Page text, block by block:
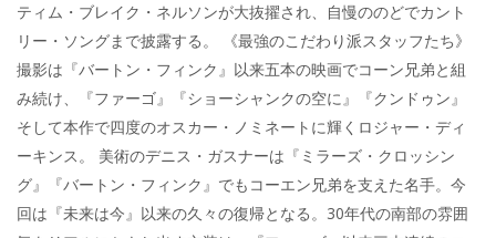
ティム・ブレイク・ネルソンが大抜擢され、自慢ののどでカント
リー・ソングまで披露する。 《最強のこだわり派スタッフたち》
撮影は『バートン・フィンク』以来五本の映画でコーン兄弟と組
み続け、『ファーゴ』『ショーシャンクの空に』『クンドゥン』
そして本作で四度のオスカー・ノミネートに輝くロジャー・ディ
ーキンス。 美術のデニス・ガスナーは『ミラーズ・クロッシン
グ』『バートン・フィンク』でもコーエン兄弟を支えた名手。今
回は『未来は今』以来の久々の復帰となる。30年代の南部の雰囲